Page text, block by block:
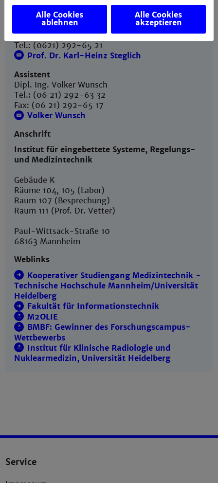
Prof. Dr. Wolfgang Knaak
stellv. Institutsleitung
Prof. Dr. Karl-Heinz Steglich
Tel.: (0621) 292-65 21
Prof. Dr. Karl-Heinz Steglich
Assistent
Dipl. Ing. Volker Wunsch
Tel.: (06 21) 292-63 32
Fax: (06 21) 292-65 17
Volker Wunsch
Anschrift
Institut für eingebettete Systeme, Regelungs-
und Medizintechnik
Gebäude K
Räume 104, 105 (Labor)
Raum 107 (Besprechung)
Raum 111 (Prof. Dr. Vetter)
Paul-Wittsack-Straße 10
68163 Mannheim
Weblinks
Kooperativer Studiengang Medizintechnik -
Technische Hochschule Mannheim/Universität
Heidelberg
Fakultät für Informationstechnik
M2OLIE
BMBF: Gewinner des Forschungscampus-
Wettbewerbs
Institut für Klinische Radiologie und
Nuklearmedizin, Universität Heidelberg
Service
Alle Cookies
ablehnen
Alle Cookies
akzeptieren